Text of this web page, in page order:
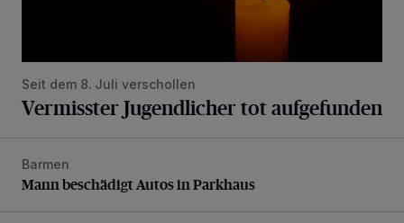
Seit dem 8. Juli verschollen
Vermisster Jugendlicher tot aufgefunden
Mann beschädigt Autos in Parkhaus
Barmen
Mann beschädigt Autos in Parkhaus